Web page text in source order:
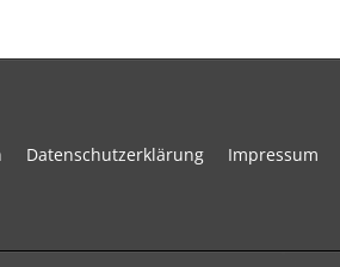
Datenschutzerklärung Impressum